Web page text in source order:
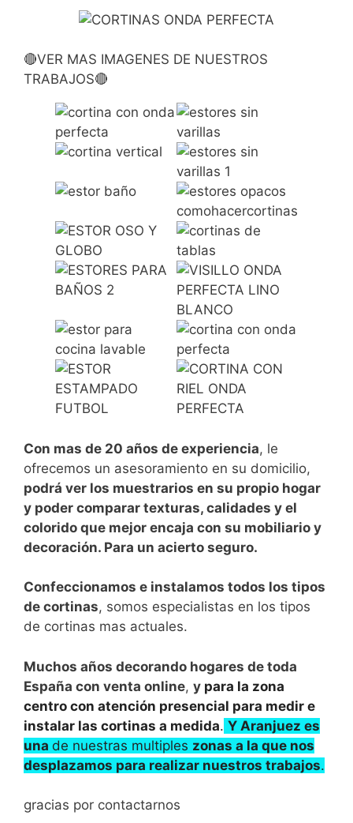
🔴VER MAS IMAGENES DE NUESTROS
TRABAJOS🔴
Con mas de 20 años de experiencia, le
ofrecemos un asesoramiento en su domicilio,
podrá ver los muestrarios en su propio hogar
y poder comparar texturas, calidades y el
colorido que mejor encaja con su mobiliario y
decoración. Para un acierto seguro.
Confeccionamos e instalamos todos los tipos
de cortinas, somos especialistas en los tipos
de cortinas mas actuales.
Muchos años decorando hogares de toda
España con venta online, y para la zona
centro con atención presencial para medir e
instalar las cortinas a medida. Y Aranjuez es
una de nuestras multiples zonas a la que nos
desplazamos para realizar nuestros trabajos.
gracias por contactarnos